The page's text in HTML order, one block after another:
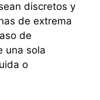
discretos y
de extrema
de
una sola
o